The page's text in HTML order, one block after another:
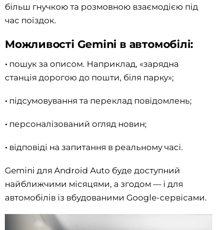
більш гнучкою та розмовною взаємодією під
час поїздок.
Можливості Gemini в автомобілі:
• пошук за описом. Наприклад, «зарядна
станція дорогою до пошти, біля парку»;
• підсумовування та переклад повідомлень;
• персоналізований огляд новин;
• відповіді на запитання в реальному часі.
Gemini для Android Auto буде доступний
найближчими місяцями, а згодом — і для
автомобілів із вбудованими Google-сервісами.